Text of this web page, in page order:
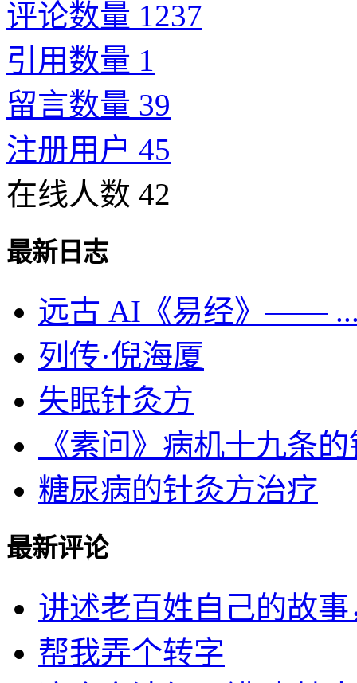
评论数量 1237
引用数量 1
留言数量 39
注册用户 45
在线人数 42
最新日志
远古 AI《易经》——
列传·倪海厦
失眠针灸方
《素问》病机十九条
糖尿病的针灸方治疗
最新评论
讲述老百姓自己的故事
帮我弄个转字